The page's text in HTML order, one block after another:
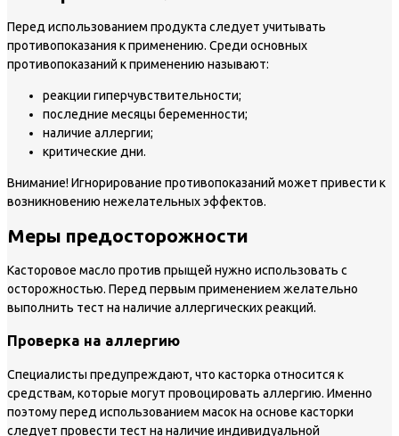
Перед использованием продукта следует учитывать
противопоказания к применению. Среди основных
противопоказаний к применению называют:
реакции гиперчувствительности;
последние месяцы беременности;
наличие аллергии;
критические дни.
Внимание!Игнорирование противопоказаний может привести к
возникновению нежелательных эффектов.
Меры предосторожности
Касторовое масло против прыщей нужно использовать с
осторожностью. Перед первым применением желательно
выполнить тест на наличие аллергических реакций.
Проверка на аллергию
Специалисты предупреждают, что касторка относится к
средствам, которые могут провоцировать аллергию. Именно
поэтому перед использованием масок на основе касторки
следует провести тест на наличие индивидуальной